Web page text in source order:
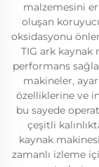
malzemesini
oluşan
oksidasyonu
TIG ark kaynak
performans
makineler,
özelliklerine ve
bu sayede
çeşitli
kaynak
zamanlı izleme